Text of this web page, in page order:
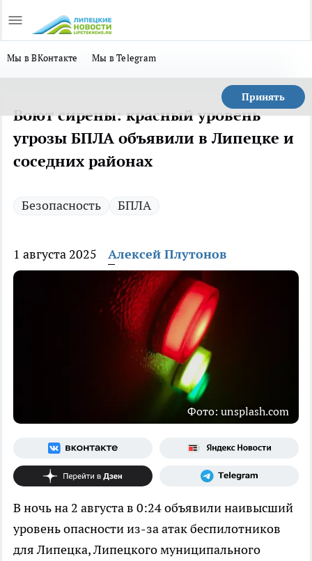
Мы в ВКонтакте Мы в Telegram
Принять
Воют сирены: красный уровень
угрозы БПЛА объявили в Липецке и
соседних районах
Безопасность БПЛА
1 августа 2025 Алексей Плутонов
Фото: unsplash.com
В ночь на 2 августа в 0:24 объявили наивысший
уровень опасности из-за атак беспилотников
для Липецка, Липецкого муниципального